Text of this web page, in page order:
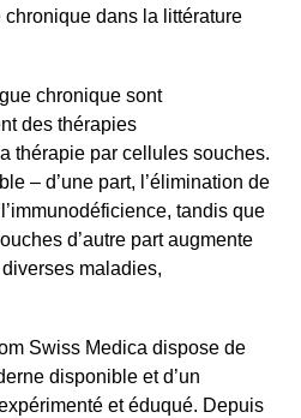
dans la littérature
chronique sont
des thérapies
thérapie par cellules souches.
– d’une part, l’élimination de
tandis que
d’autre part augmente
diverses maladies,
Swiss Medica dispose de
disponible et d’un
et éduqué. Depuis